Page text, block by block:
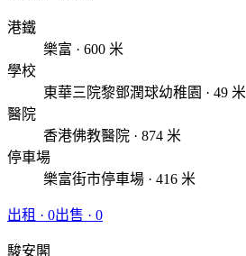
港鐵
樂富 · 600 米
學校
東華三院黎鄧潤球幼稚園 · 49 米
醫院
香港佛教醫院 · 874 米
停車場
樂富街市停車場 · 416 米
出租 · 0出售 · 0
駿安閣